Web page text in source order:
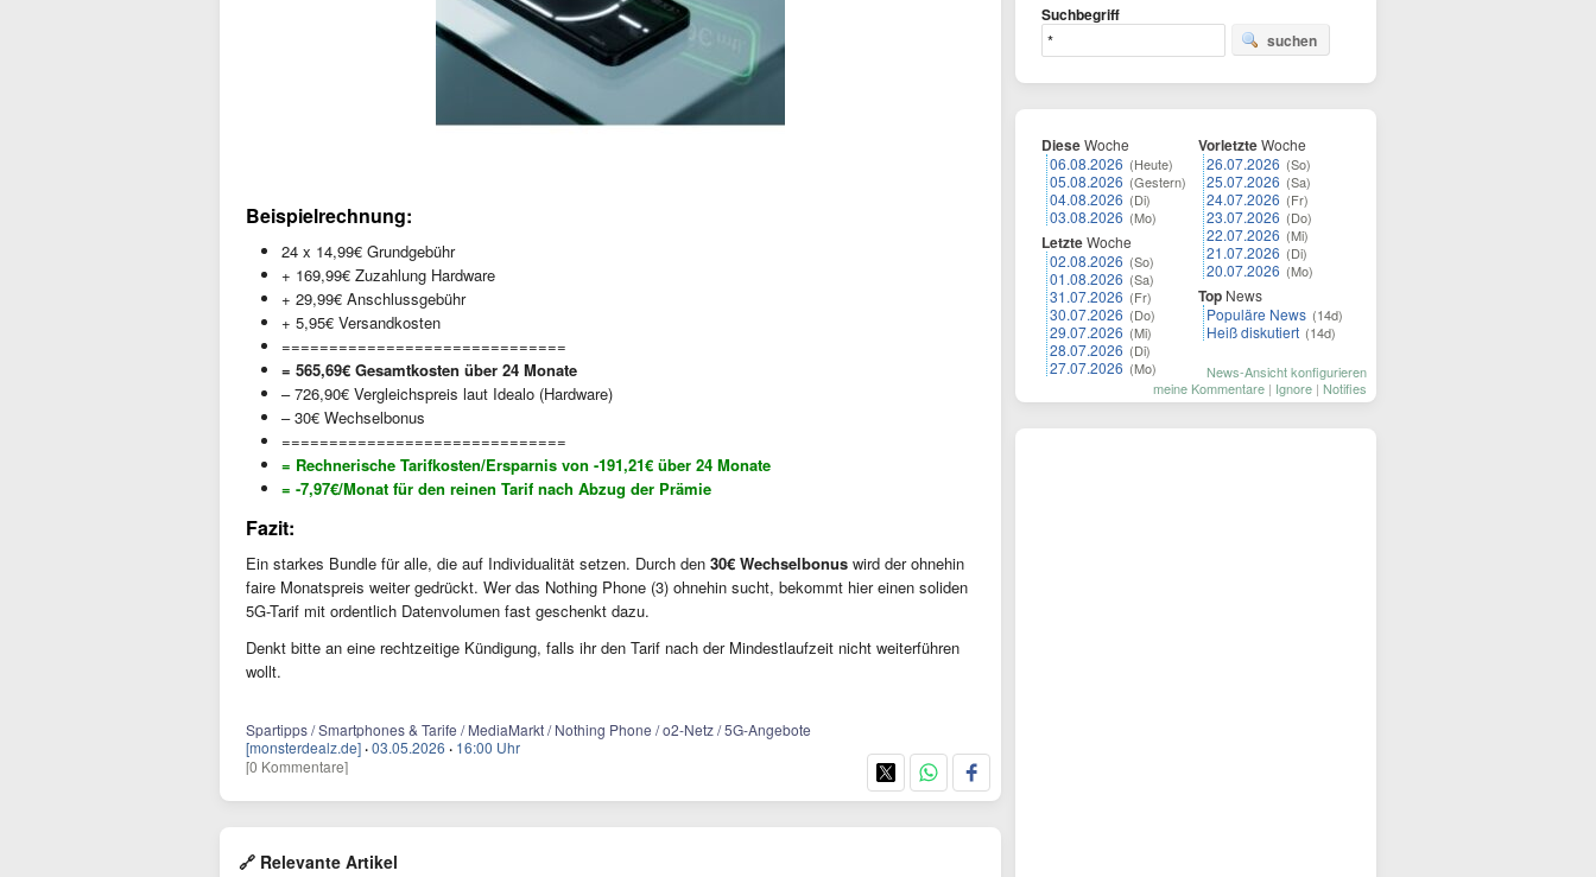
Beispielrechnung:
24 x 14,99€ Grundgebühr
+ 169,99€ Zuzahlung Hardware
+ 29,99€ Anschlussgebühr
+ 5,95€ Versandkosten
==============================
= 565,69€ Gesamtkosten über 24 Monate
– 726,90€ Vergleichspreis laut Idealo (Hardware)
– 30€ Wechselbonus
==============================
= Rechnerische Tarifkosten/Ersparnis von -191,21€ über 24 Monate
= -7,97€/Monat für den reinen Tarif nach Abzug der Prämie
Fazit:
Ein starkes Bundle für alle, die auf Individualität setzen. Durch den 30€ Wechselbonus wird der ohnehin
faire Monatspreis weiter gedrückt. Wer das Nothing Phone (3) ohnehin sucht, bekommt hier einen soliden
5G-Tarif mit ordentlich Datenvolumen fast geschenkt dazu.
Denkt bitte an eine rechtzeitige Kündigung, falls ihr den Tarif nach der Mindestlaufzeit nicht weiterführen
wollt.
Spartipps / Smartphones & Tarife / MediaMarkt / Nothing Phone / o2-Netz / 5G-Angebote
[monsterdealz.de] ·03.05.2026 · 16:00 Uhr
[0 Kommentare]
🔗 Relevante Artikel
Suchbegriff
suchen
DieseWoche
06.08.2026 (Heute)
05.08.2026 (Gestern)
04.08.2026 (Di)
03.08.2026 (Mo)
LetzteWoche
02.08.2026 (So)
01.08.2026 (Sa)
31.07.2026 (Fr)
30.07.2026 (Do)
29.07.2026 (Mi)
28.07.2026 (Di)
27.07.2026 (Mo)
VorletzteWoche
26.07.2026 (So)
25.07.2026 (Sa)
24.07.2026 (Fr)
23.07.2026 (Do)
22.07.2026 (Mi)
21.07.2026 (Di)
20.07.2026 (Mo)
Top News
Populäre News (14d)
Heiß diskutiert (14d)
News-Ansicht konfigurieren
meine Kommentare | Ignore | Notifies